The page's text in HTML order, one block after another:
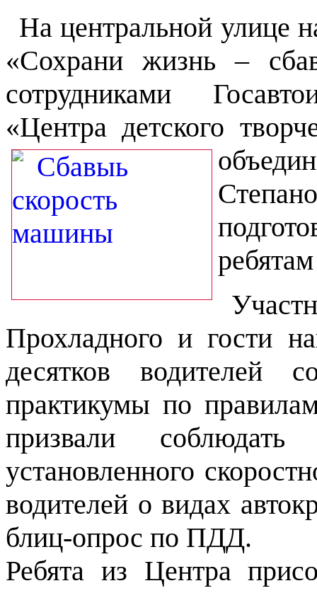
На центральной улице
«Сохрани жизнь –
сотрудниками
«Центра детского
Прохладного и гости
десятков водителей
практикумы по
призвали
установленного
водителей о видах
блиц-опрос по ПДД.
Ребята из Центра